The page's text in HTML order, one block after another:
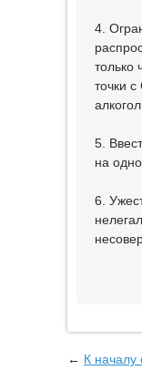
4.
только
точки
5.
на
6.
← К началу